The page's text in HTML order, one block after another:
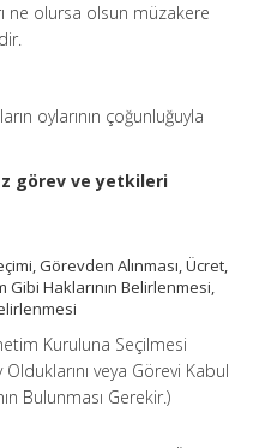
ne olursa olsun müzakere
oylarının çoğunluğuyla
görev ve yetkileri
Görevden Alınması, Ücret,
Gibi Haklarının Belirlenmesi,
Kuruluna Seçilmesi
veya Görevi Kabul
Bulunması Gerekir.)